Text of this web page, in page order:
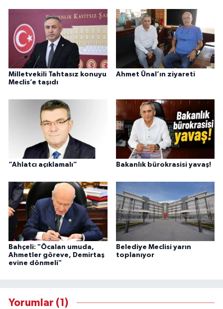
Milletvekili Tahtasız konuyu
Meclis’e taşıdı
Ahmet Ünal’ın ziyareti
“Ahlatcı açıklamalı” Bakanlık bürokrasisi yavaş!
Bahçeli: "Öcalan umuda,
Ahmetler göreve, Demirtaş
evine dönmeli"
Belediye Meclisi yarın
toplanıyor
Yorumlar (1)